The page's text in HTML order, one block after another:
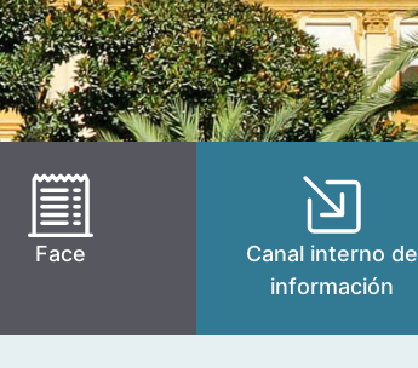
Face
Canal interno de
información